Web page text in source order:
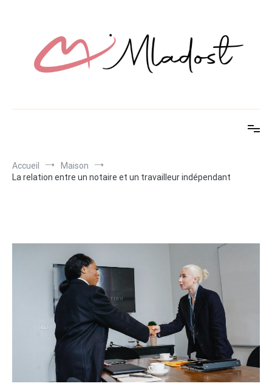
Accueil
Maison
La relation entre un notaire et un travailleur indépendant